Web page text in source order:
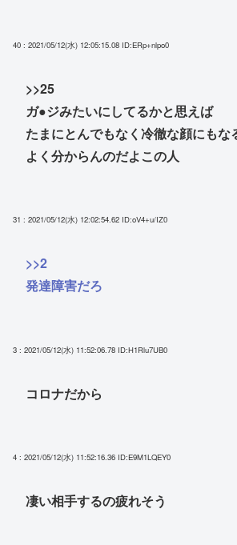
40 : 2021/05/12(水) 12:05:15.08 ID:ERp+nlpo0
>>25
ガ●ジみたいにしてるかと思えば
たまにとんでもなく冷徹な顔にもな
よく分からんのだよこの人
31 : 2021/05/12(水) 12:02:54.62 ID:oV4+u/IZ0
>>2
発達障害だろ
3 : 2021/05/12(水) 11:52:06.78 ID:H1Rlu7UB0
コロナだから
4 : 2021/05/12(水) 11:52:16.36 ID:E9M1LQEY0
凄い相手するの疲れそう